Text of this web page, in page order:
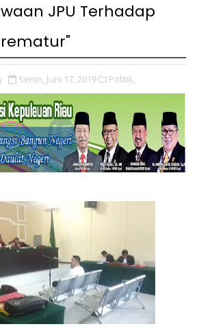
JPU Terhadap
Senin, Juni 17, 2019 Politik,